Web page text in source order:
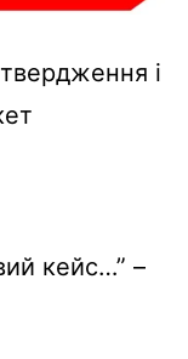
і
кейс…” –